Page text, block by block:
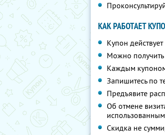
КАК РАБОТАЕТ
Купон
Можно получить
Каждым
Запишитесь по
Предъявите
Об отмене
использованным
Скидка не